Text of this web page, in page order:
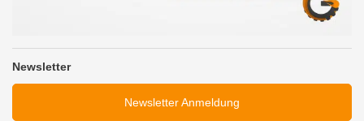
Newsletter
Newsletter Anmeldung